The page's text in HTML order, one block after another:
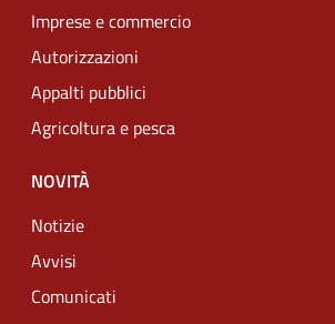
Imprese e commercio
Autorizzazioni
Appalti pubblici
Agricoltura e pesca
NOVITÀ
Notizie
Avvisi
Comunicati